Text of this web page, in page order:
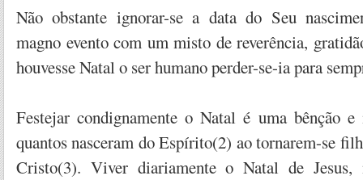
Não obstante ignorar-se a data do Seu
magno evento com um misto de reverência,
houvesse Natal o ser humano perder-se-ia para
Festejar condignamente o Natal é uma bênção e
quantos nasceram do Espírito(2) ao tornarem-se
Cristo(3). Viver diariamente o Natal de Jesus,